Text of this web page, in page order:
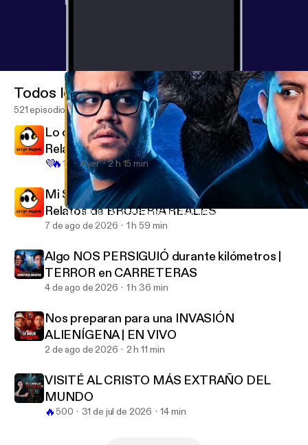
NO SUBAS AL CERRO DE NOCHE | Relatos paranormales
EXTRA ANORMAL
Todos los episodios
521 episodios
Lo que vivieron NO TIENE EXPLICACIÓN |
Relatos Paranormales EN VIVO
💜🔥1K Ayer 2 h 15 min
Mi SUEGRA le hizo un AMARRE a su hijo |
Relatos de BRUJERÍA REALES
7 de ago de 2026 1 h 59 min
Algo NOS PERSIGUIÓ durante kilómetros |
TERROR en CARRETERAS
4 de ago de 2026 1 h 36 min
Nos preparan para una INVASIÓN
ALIENÍGENA | EN VIVO
2 de ago de 2026 2 h 11 min
VISITÉ AL CRISTO MÁS EXTRAÑO DEL
MUNDO
🔥 500 31 de jul de 2026 14 min